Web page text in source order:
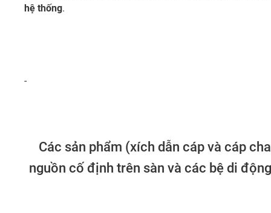
hệ thống.
-
Các sản phẩm (xích dẫn cáp và cáp
nguồn cố định trên sàn và các bệ di